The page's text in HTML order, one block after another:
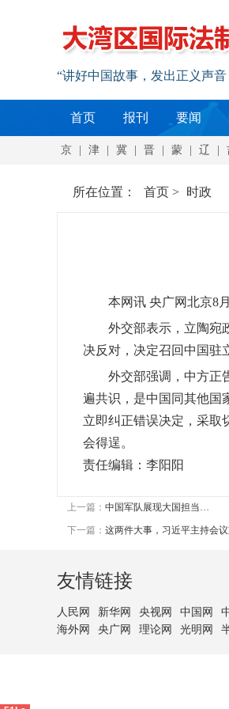
“讲好中国故事，发出正义声
首页 报刊 要闻
京 津 冀 晋 蒙 辽
所在位置： 首页 > 时政
本网讯 央广网北京8月
外交部表示，立陶宛政
决反对，决定召回中国驻
外交部强调，中方正告
遍共识，是中国同其他国
立即纠正错误决定，采取
会得逞。
责任编辑：李阳阳
上一篇： 中国军队展现大国担当…
下一篇： 这两件大事，习近平主持会
友情链接
人民网 新华网 央视网 中国网
海外网
央广网 理论网 光明网